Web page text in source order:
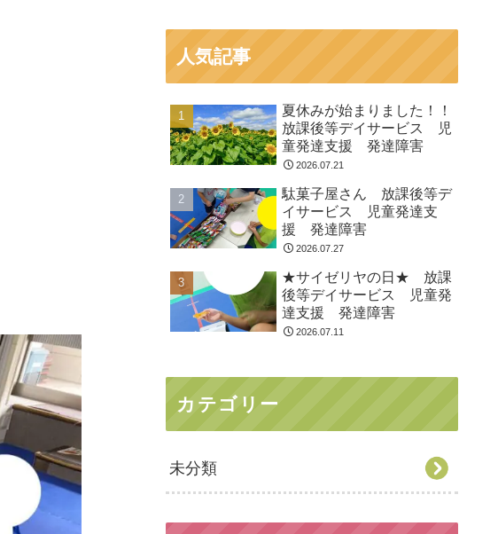
人気記事
夏休みが始まりました！！
放課後等デイサービス 児
童発達支援 発達障害
2026.07.21
駄菓子屋さん 放課後等デ
イサービス 児童発達支
援 発達障害
2026.07.27
★サイゼリヤの日★ 放課
後等デイサービス 児童発
達支援 発達障害
2026.07.11
カテゴリー
未分類